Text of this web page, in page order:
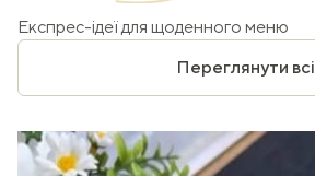
Експрес-ідеї для щоденного меню
Переглянути всі